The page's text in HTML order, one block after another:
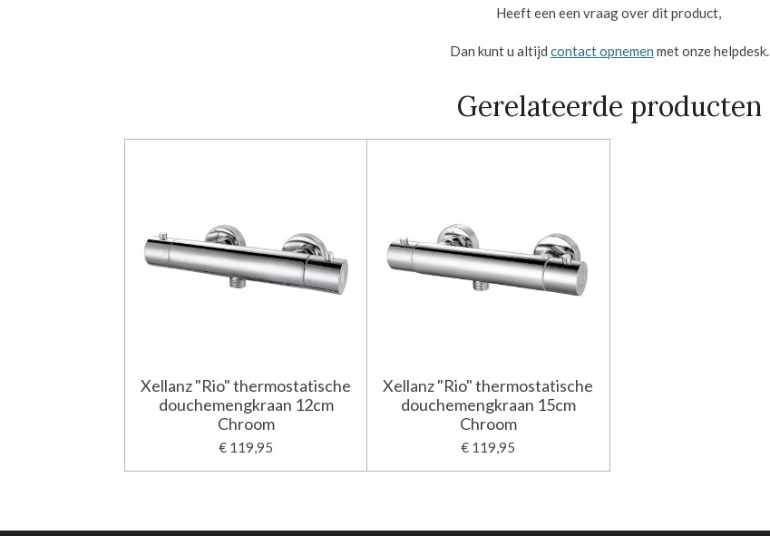
Heeft een een vraag over dit product,
Dan kunt u altijd contact opnemen met onze helpdesk.
Gerelateerde producten
Xellanz "Rio" thermostatische
douchemengkraan 12cm
Chroom
€ 119,95
Xellanz "Rio" thermostatische
douchemengkraan 15cm
Chroom
€ 119,95